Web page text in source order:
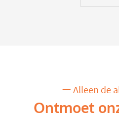
Alleen de
Ontmoet